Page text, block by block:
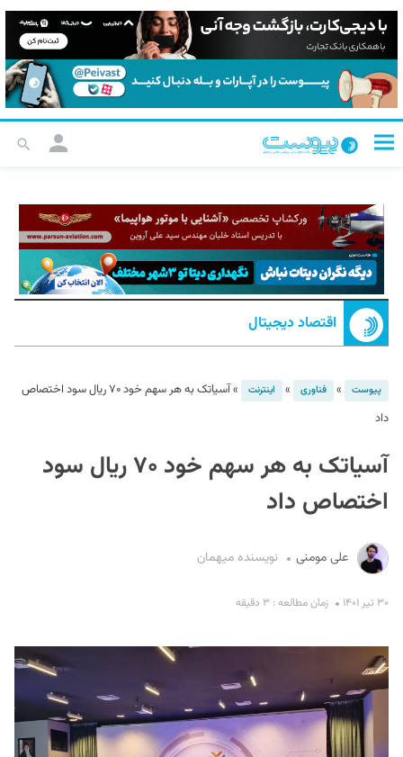
اقتصاد دیجیتال
پیوست » فناوری » اینترنت »
آسیاتک به هر سهم خود ۷۰ ریال سود اختصاص
داد
آسیاتک به هر سهم خود ۷۰ ریال سود
اختصاص داد
علی مومنی نویسنده میهمان
۳۰ تیر ۱۴۰۱ زمان مطالعه : ۳ دقیقه